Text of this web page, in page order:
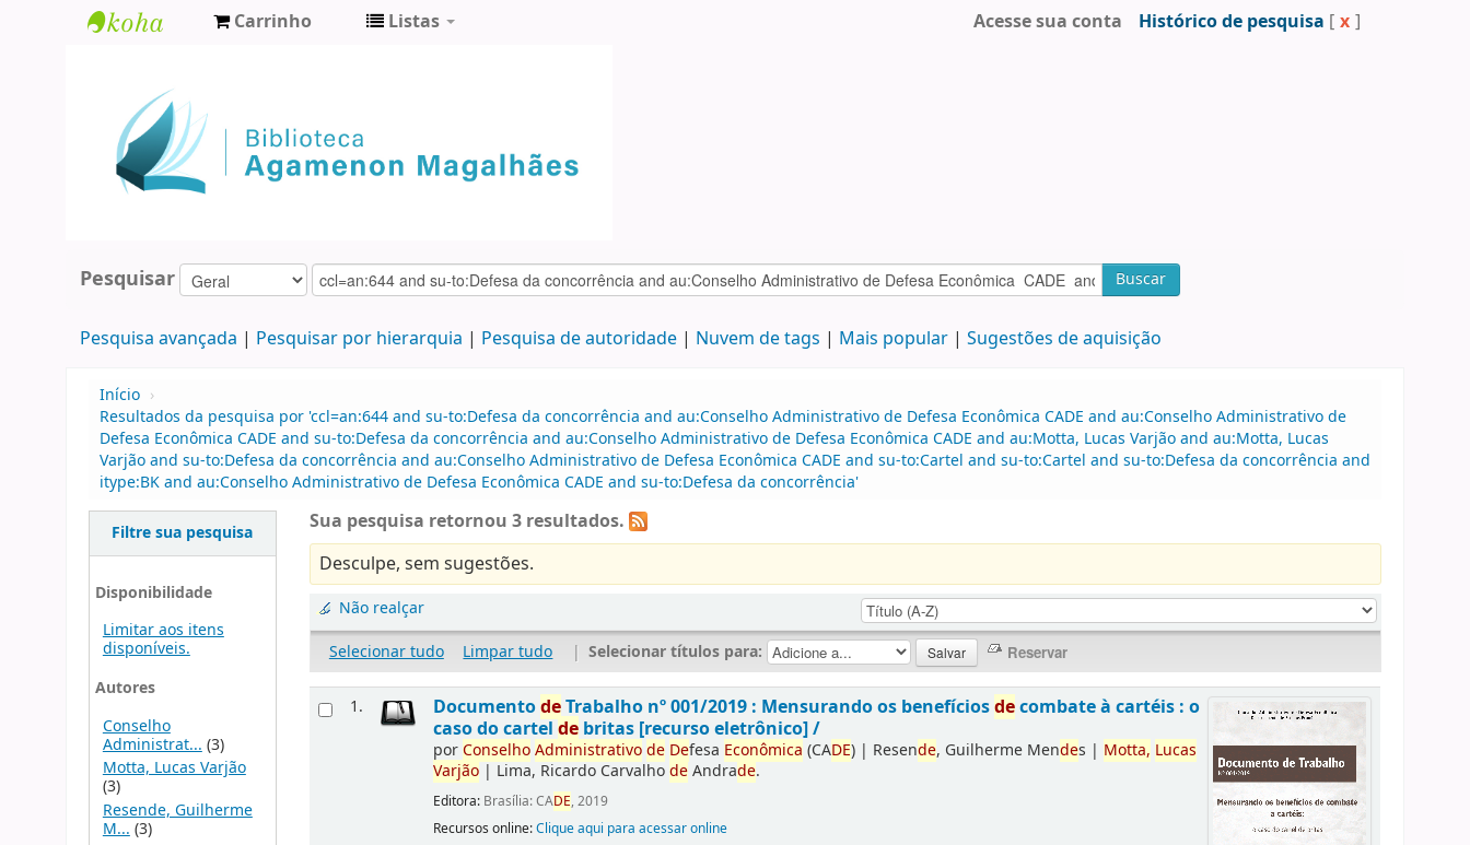
Agamenon
Magalhães
Carrinho Listas Acesse sua conta Histórico de pesquisa [ x ]
Pesquisar Buscar
Pesquisa avançada Pesquisar por hierarquia Pesquisa de autoridade Nuvem de tags Mais popular Sugestões de aquisição
Início ›
Resultados da pesquisa por 'ccl=an:644 and su-to:Defesa da concorrência and au:Conselho Administrativo de Defesa Econômica CADE and au:Conselho Administrativo de
Defesa Econômica CADE and su-to:Defesa da concorrência and au:Conselho Administrativo de Defesa Econômica CADE and au:Motta, Lucas Varjão and au:Motta, Lucas
Varjão and su-to:Defesa da concorrência and au:Conselho Administrativo de Defesa Econômica CADE and su-to:Cartel and su-to:Cartel and su-to:Defesa da concorrência and
itype:BK and au:Conselho Administrativo de Defesa Econômica CADE and su-to:Defesa da concorrência'
Filtre sua pesquisa
Disponibilidade
Limitar aos itens
disponíveis.
Autores
Conselho
Administrat... (3)
Motta, Lucas Varjão
(3)
Resende, Guilherme
M... (3)
Sua pesquisa retornou 3 resultados.
Desculpe, sem sugestões.
Não realçar
Selecionar tudo
Limpar tudo | Selecionar títulos para:
1. DocumentodeTrabalho nº 001/2019 : Mensurando os benefíciosdecombate à cartéis : o
caso do cartelde britas [recurso eletrônico] /
porConselhoAdministrativode Defesa Econômica (CADE) | Resende, Guilherme Mendes | Motta, Lucas
Varjão | Lima, Ricardo CarvalhodeAndrade.
Editora: Brasília: CADE, 2019
Recursos online:Clique aqui para acessar online